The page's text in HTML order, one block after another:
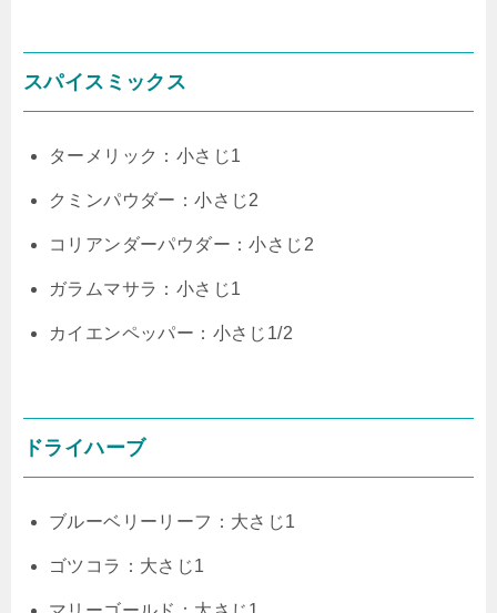
スパイスミックス
ターメリック：小さじ1
クミンパウダー：小さじ2
コリアンダーパウダー：小さじ2
ガラムマサラ：小さじ1
カイエンペッパー：小さじ1/2
ドライハーブ
ブルーベリーリーフ：大さじ1
ゴツコラ：大さじ1